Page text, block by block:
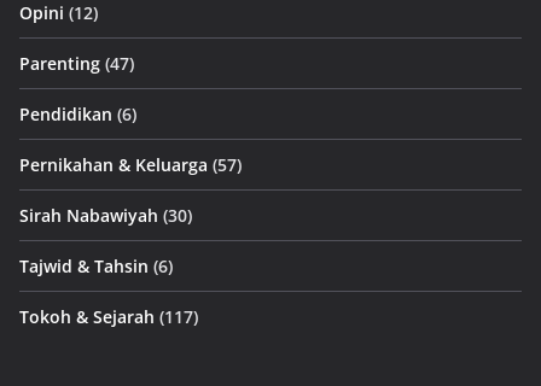
Opini (12)
Parenting (47)
Pendidikan (6)
Pernikahan & Keluarga (57)
Sirah Nabawiyah (30)
Tajwid & Tahsin (6)
Tokoh & Sejarah (117)